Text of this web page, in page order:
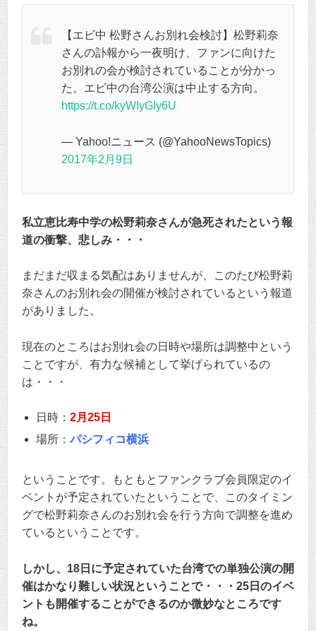
【エビ中 松野さんお別れ会検討】松野莉奈
さんの訃報から一夜明け、ファンに向けた
お別れの会が検討されていることが分かっ
た。エビ中の台湾公演は中止する方向。
https://t.co/kyWIyGIy6U
— Yahoo!ニュース (@YahooNewsTopics)
2017年2月9日
私立恵比寿中学の松野莉奈さんが急死されたという報
道の衝撃、悲しみ・・・
まだまだ収まる気配はありませんが、このたび松野莉
奈さんのお別れ会の開催が検討されているという報道
がありました。
現在のところはお別れ会の日時や場所は調整中という
ことですが、有力な候補として挙げられているの
は・・・
日時： 2月25日
場所：パシフィコ横浜
ということです。もともとファンクラブ会員限定のイ
ベントが予定されていたということで、このタイミン
グで松野莉奈さんのお別れ会を行う方向で調整を進め
ているということです。
しかし、18日に予定されていた台湾での単独公演の開
催はかなり難しい状況ということで・・・25日のイベ
ントも開催することができるのか微妙なところです
ね。